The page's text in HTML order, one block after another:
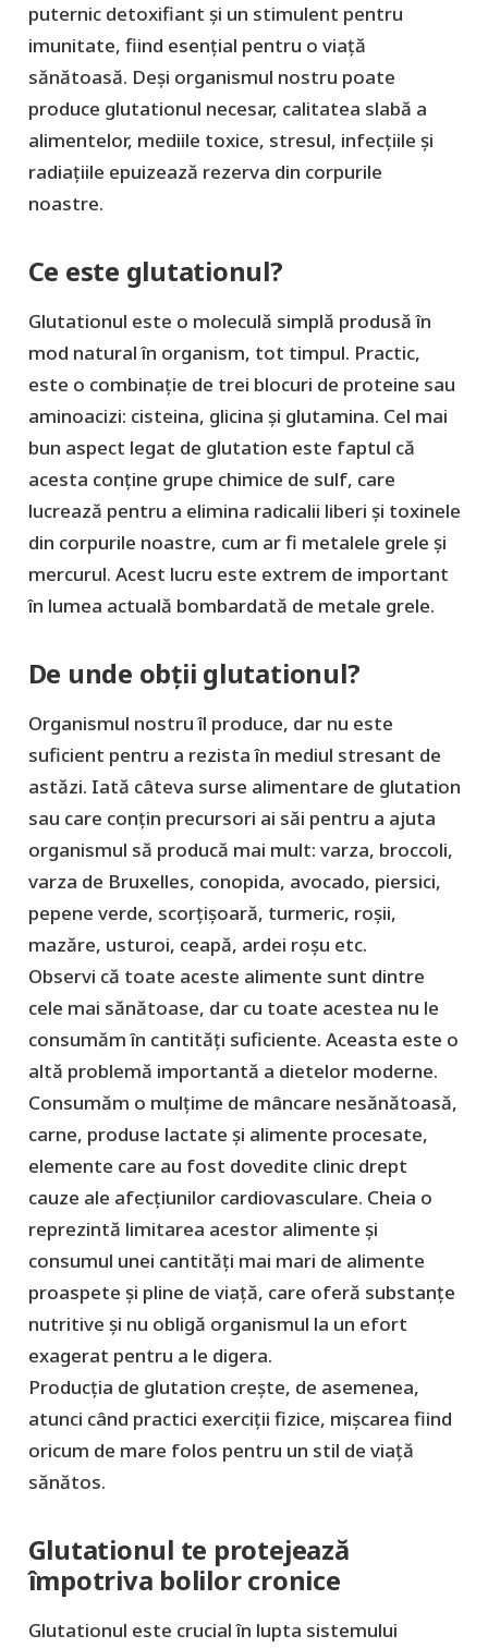
puternic detoxifiant și un stimulent pentru
imunitate, fiind esențial pentru o viață
sănătoasă. Deși organismul nostru poate
produce glutationul necesar, calitatea slabă a
alimentelor, mediile toxice, stresul, infecțiile și
radiațiile epuizează rezerva din corpurile
noastre.
Ce este glutationul?
Glutationul este o moleculă simplă produsă în
mod natural în organism, tot timpul. Practic,
este o combinație de trei blocuri de proteine sau
aminoacizi: cisteina, glicina și glutamina. Cel mai
bun aspect legat de glutation este faptul că
acesta conține grupe chimice de sulf, care
lucrează pentru a elimina radicalii liberi și toxinele
din corpurile noastre, cum ar fi metalele grele și
mercurul. Acest lucru este extrem de important
în lumea actuală bombardată de metale grele.
De unde obții glutationul?
Organismul nostru îl produce, dar nu este
suficient pentru a rezista în mediul stresant de
astăzi. Iată câteva surse alimentare de glutation
sau care conțin precursori ai săi pentru a ajuta
organismul să producă mai mult: varza, broccoli,
varza de Bruxelles, conopida, avocado, piersici,
pepene verde, scorțișoară, turmeric, roșii,
mazăre, usturoi, ceapă, ardei roșu etc.
Observi că toate aceste alimente sunt dintre
cele mai sănătoase, dar cu toate acestea nu le
consumăm în cantități suficiente. Aceasta este o
altă problemă importantă a dietelor moderne.
Consumăm o mulțime de mâncare nesănătoasă,
carne, produse lactate și alimente procesate,
elemente care au fost dovedite clinic drept
cauze ale afecțiunilor cardiovasculare. Cheia o
reprezintă limitarea acestor alimente și
consumul unei cantități mai mari de alimente
proaspete și pline de viață, care oferă substanțe
nutritive și nu obligă organismul la un efort
exagerat pentru a le digera.
Producția de glutation crește, de asemenea,
atunci când practici exerciții fizice, mișcarea fiind
oricum de mare folos pentru un stil de viață
sănătos.
Glutationul te protejează
împotriva bolilor cronice
Glutationul este crucial în lupta sistemului